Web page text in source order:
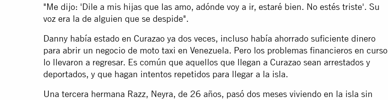
"Me dijo: 'Dile a mis hijas que las amo, adónde voy a ir, estaré bien. No estés triste'. Su
voz era la de alguien que se despide".
Danny había estado en Curazao ya dos veces, incluso había ahorrado suficiente dinero
para abrir un negocio de moto taxi en Venezuela. Pero los problemas financieros en curso
lo llevaron a regresar. Es común que aquellos que llegan a Curazao sean arrestados y
deportados, y que hagan intentos repetidos para llegar a la isla.
Una tercera hermana Razz, Neyra, de 26 años, pasó dos meses viviendo en la isla sin